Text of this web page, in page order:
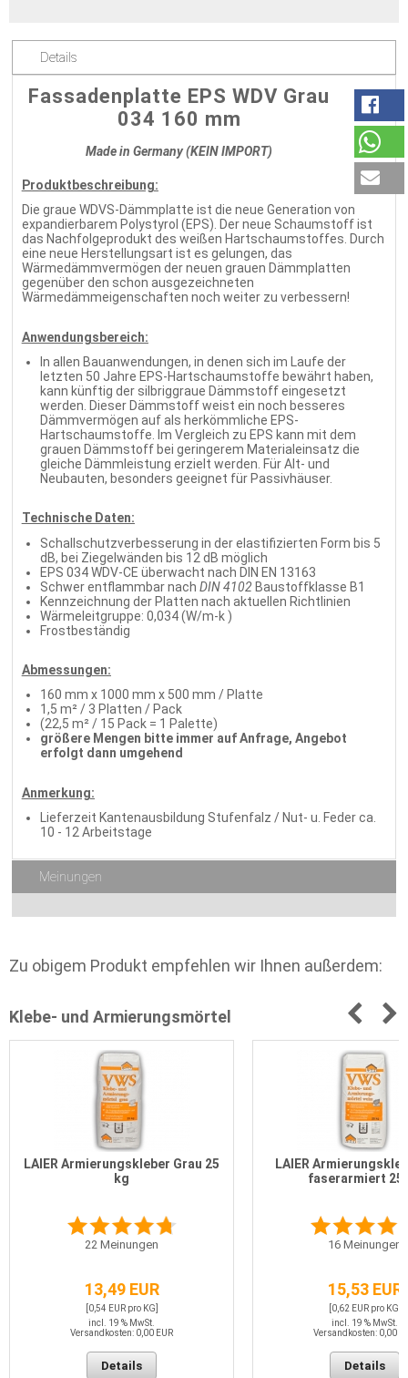
Details
Fassadenplatte EPS WDV Grau
034 160 mm
Made in Germany (KEIN IMPORT)
Produktbeschreibung:
Die graue WDVS-Dämmplatte ist die neue Generation von
expandierbarem Polystyrol (EPS). Der neue Schaumstoff ist
das Nachfolgeprodukt des weißen Hartschaumstoffes. Durch
eine neue Herstellungsart ist es gelungen, das
Wärmedämmvermögen der neuen grauen Dämmplatten
gegenüber den schon ausgezeichneten
Wärmedämmeigenschaften noch weiter zu verbessern!
Anwendungsbereich:
In allen Bauanwendungen, in denen sich im Laufe der
letzten 50 Jahre EPS-Hartschaumstoffe bewährt haben,
kann künftig der silbriggraue Dämmstoff eingesetzt
werden. Dieser Dämmstoff weist ein noch besseres
Dämmvermögen auf als herkömmliche EPS-
Hartschaumstoffe. Im Vergleich zu EPS kann mit dem
grauen Dämmstoff bei geringerem Materialeinsatz die
gleiche Dämmleistung erzielt werden. Für Alt- und
Neubauten, besonders geeignet für Passivhäuser.
Technische Daten:
Schallschutzverbesserung in der elastifizierten Form bis 5
dB, bei Ziegelwänden bis 12 dB möglich
EPS 034 WDV-CE überwacht nach DIN EN 13163
Schwer entflammbar nach DIN 4102 Baustoffklasse B1
Kennzeichnung der Platten nach aktuellen Richtlinien
Wärmeleitgruppe: 0,034 (W/m-k )
Frostbeständig
Abmessungen:
160 mm x 1000 mm x 500 mm / Platte
1,5 m² / 3 Platten / Pack
(22,5 m² / 15 Pack = 1 Palette)
größere Mengen bitte immer auf Anfrage, Angebot
erfolgt dann umgehend
Anmerkung:
Lieferzeit Kantenausbildung Stufenfalz / Nut- u. Feder ca.
10 - 12 Arbeitstage
Meinungen
Zu obigem Produkt empfehlen wir Ihnen außerdem:
Klebe- und Armierungsmörtel
LAIER Armierungskleber Grau 25
kg
22 Meinungen
13,49 EUR
[0,54 EUR pro KG]
incl. 19 % MwSt.
Versandkosten: 0,00 EUR
Details
LAIER
faserarmiert 25
16 Meinungen
15,53 EUR
[0,62 EUR pro KG]
incl. 19 % MwSt.
Versandkosten: 0,00
Details